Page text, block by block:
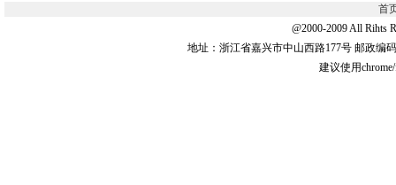
首
@2000-2009 All Rihts
地址：浙江省嘉兴市中山西路177号 邮政编
建议使用